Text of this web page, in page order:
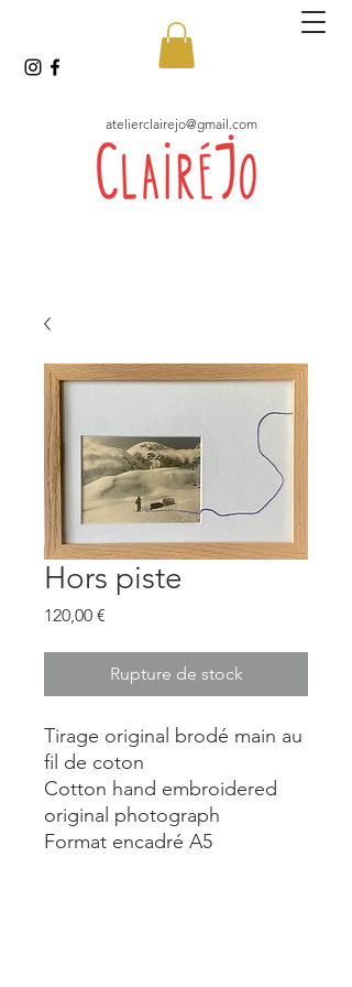
atelierclairejo@gmail.com
Hors piste
120,00 €
Rupture de stock
Tirage original brodé main au
fil de coton
Cotton hand embroidered
original photograph
Format encadré A5